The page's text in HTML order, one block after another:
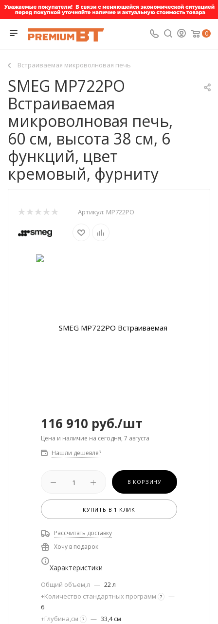
0
Встраиваемая микроволновая печь
SMEG MP722PO
Встраиваемая
микроволновая печь,
60 см, высота 38 см, 6
функций, цвет
кремовый, фурниту
Артикул: MP722PO
116 910 руб./шт
Цена и наличие на сегодня, 7 августа
Нашли дешевле?
В КОРЗИНУ
КУПИТЬ В 1 КЛИК
Рассчитать доставку
Хочу в подарок
Характеристики
Общий объем,л — 22 л
+Количество стандартных программ ?
—
6
+Глубина,см ? — 33,4 см